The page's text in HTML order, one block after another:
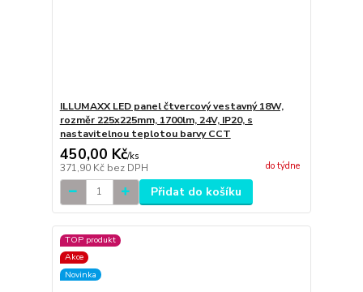
ILLUMAXX LED panel čtvercový vestavný 18W,
rozměr 225x225mm, 1700lm, 24V, IP20, s
nastavitelnou teplotou barvy CCT
450,00 Kč/ks
371,90 Kč bez DPH do týdne
Přidat do košíku
TOP produkt
Akce
Novinka